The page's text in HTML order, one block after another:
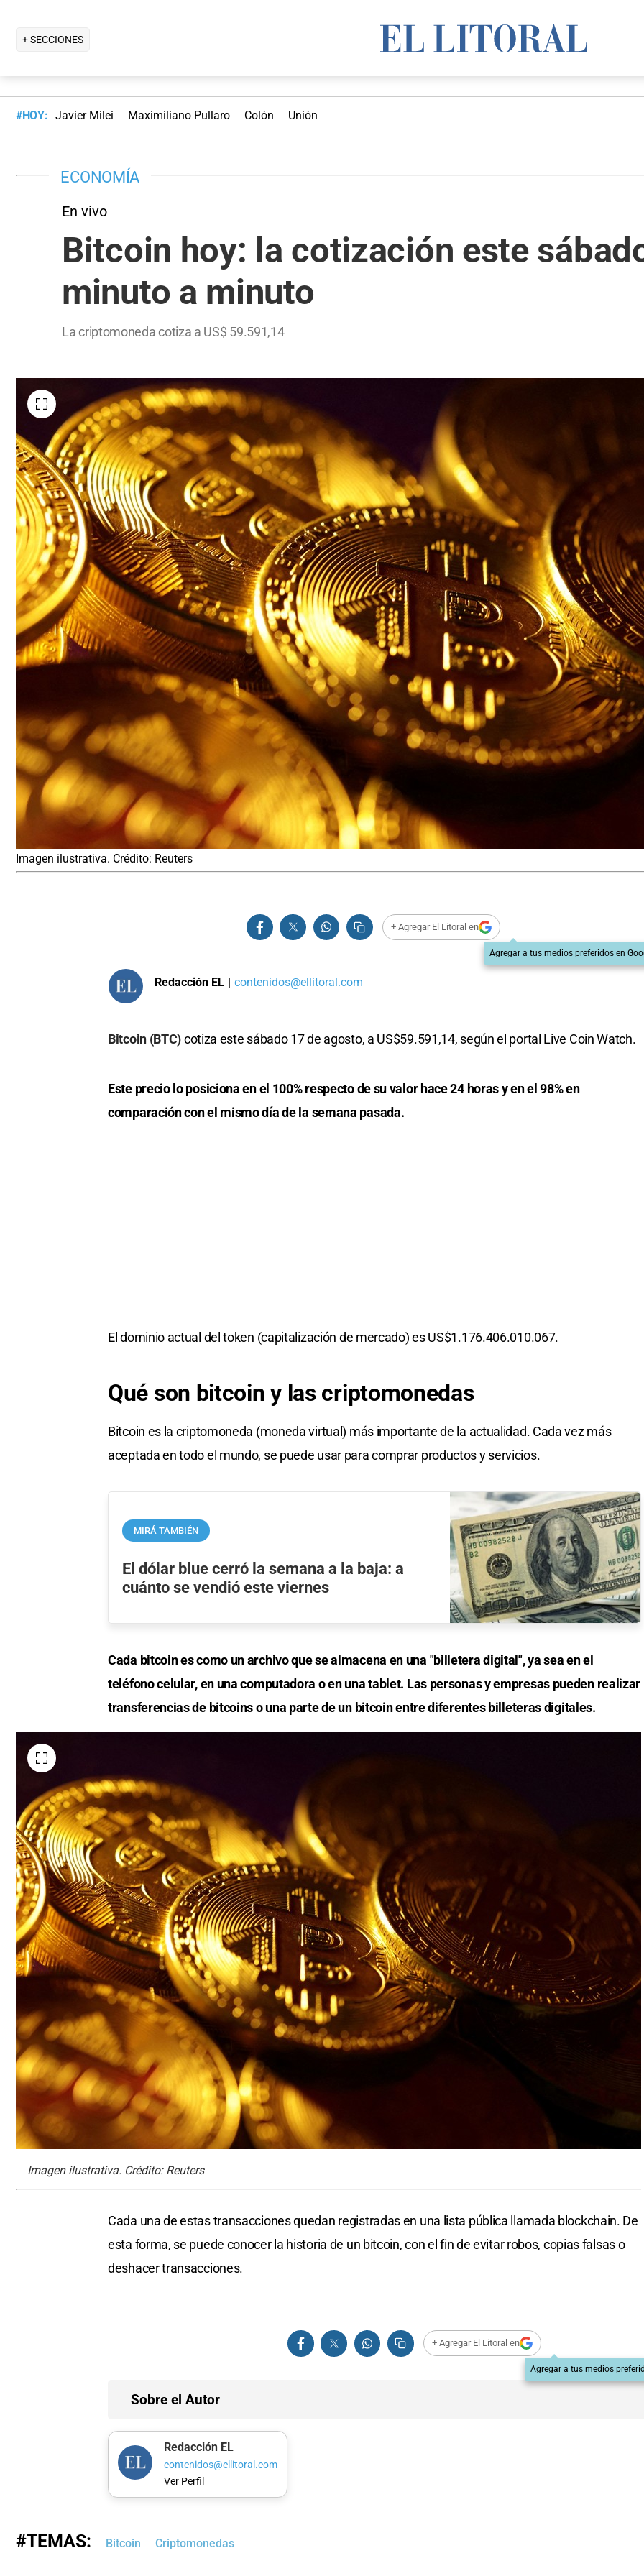
+ SECCIONES
#HOY: Javier Milei Maximiliano Pullaro Colón Unión
ECONOMÍA
En vivo
Bitcoin hoy: la cotización este
minuto a minuto
La criptomoneda cotiza a US$ 59.591,14
Imagen ilustrativa. Crédito: Reuters
+ Agregar El Litoral en
Agregar a tus medios preferidos en
Redacción EL | contenidos@ellitoral.com
Bitcoin (BTC)cotiza este sábado 17 de agosto, a US$59.591,14, según el portal Live Coin Watch.
Este precio lo posiciona en el 100% respecto de su valor hace 24 horas y en el 98% en
comparación con el mismo día de la semana pasada.
El dominio actual del token (capitalización de mercado) es US$1.176.406.010.067.
Qué son bitcoin y las criptomonedas
Bitcoin es la criptomoneda (moneda virtual) más importante de la actualidad. Cada vez más
aceptada en todo el mundo, se puede usar para comprar productos y servicios.
MIRÁ TAMBIÉN
El dólar blue cerró la semana a la baja: a
cuánto se vendió este viernes
Cada bitcoin es como un archivo que se almacena en una "billetera digital", ya sea en el
teléfono celular, en una computadora o en una tablet. Las personas y empresas pueden realizar
transferencias de bitcoins o una parte de un bitcoin entre diferentes billeteras digitales.
Imagen ilustrativa. Crédito: Reuters
Cada una de estas transacciones quedan registradas en una lista pública llamada blockchain. De
esta forma, se puede conocer la historia de un bitcoin, con el fin de evitar robos, copias falsas o
deshacer transacciones.
+ Agregar El Litoral en
Agregar a tus medios
Sobre el Autor
Redacción EL
contenidos@ellitoral.com
Ver Perfil
#TEMAS: Bitcoin Criptomonedas